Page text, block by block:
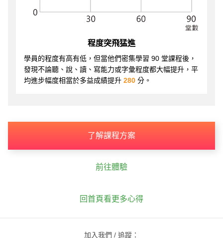
程度突飛猛進
學員的程度有高有低，但當他們密集學習 90 堂課程後，
發現不論聽、說、讀、寫能力或字彙程度都大幅提升，平
均進步幅度相當於多益成績提升 280 分。
了解課程方案
前往體驗
回首頁看更多心得
加入我們 / 追蹤：